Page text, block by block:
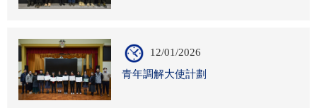
12/01/2026
青年調解大使計劃